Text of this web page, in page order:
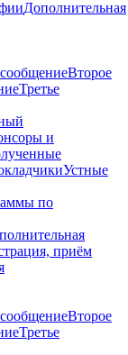
Дополнительная
Второе
Третье
и
Устные
по
приём
Второе
Третье